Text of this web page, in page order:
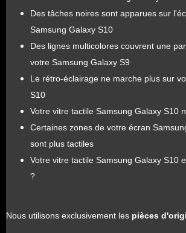
Des tâches noires sont apparues sur
Samsung Galaxy S10
Des lignes multicolores couvrent une
votre Samsung Galaxy S9
Le rétro-éclairage ne marche plus sur
S10
Votre vitre tactile Samsung Galaxy S10
Certaines zones de votre écran
sont plus tactiles
Votre vitre tactile Samsung Galaxy S10
?
Nous utilisons exclusivement les pièces